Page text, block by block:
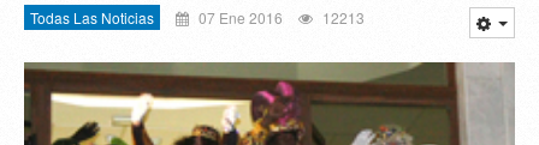
Todas Las Noticias 07 Ene 2016 12213